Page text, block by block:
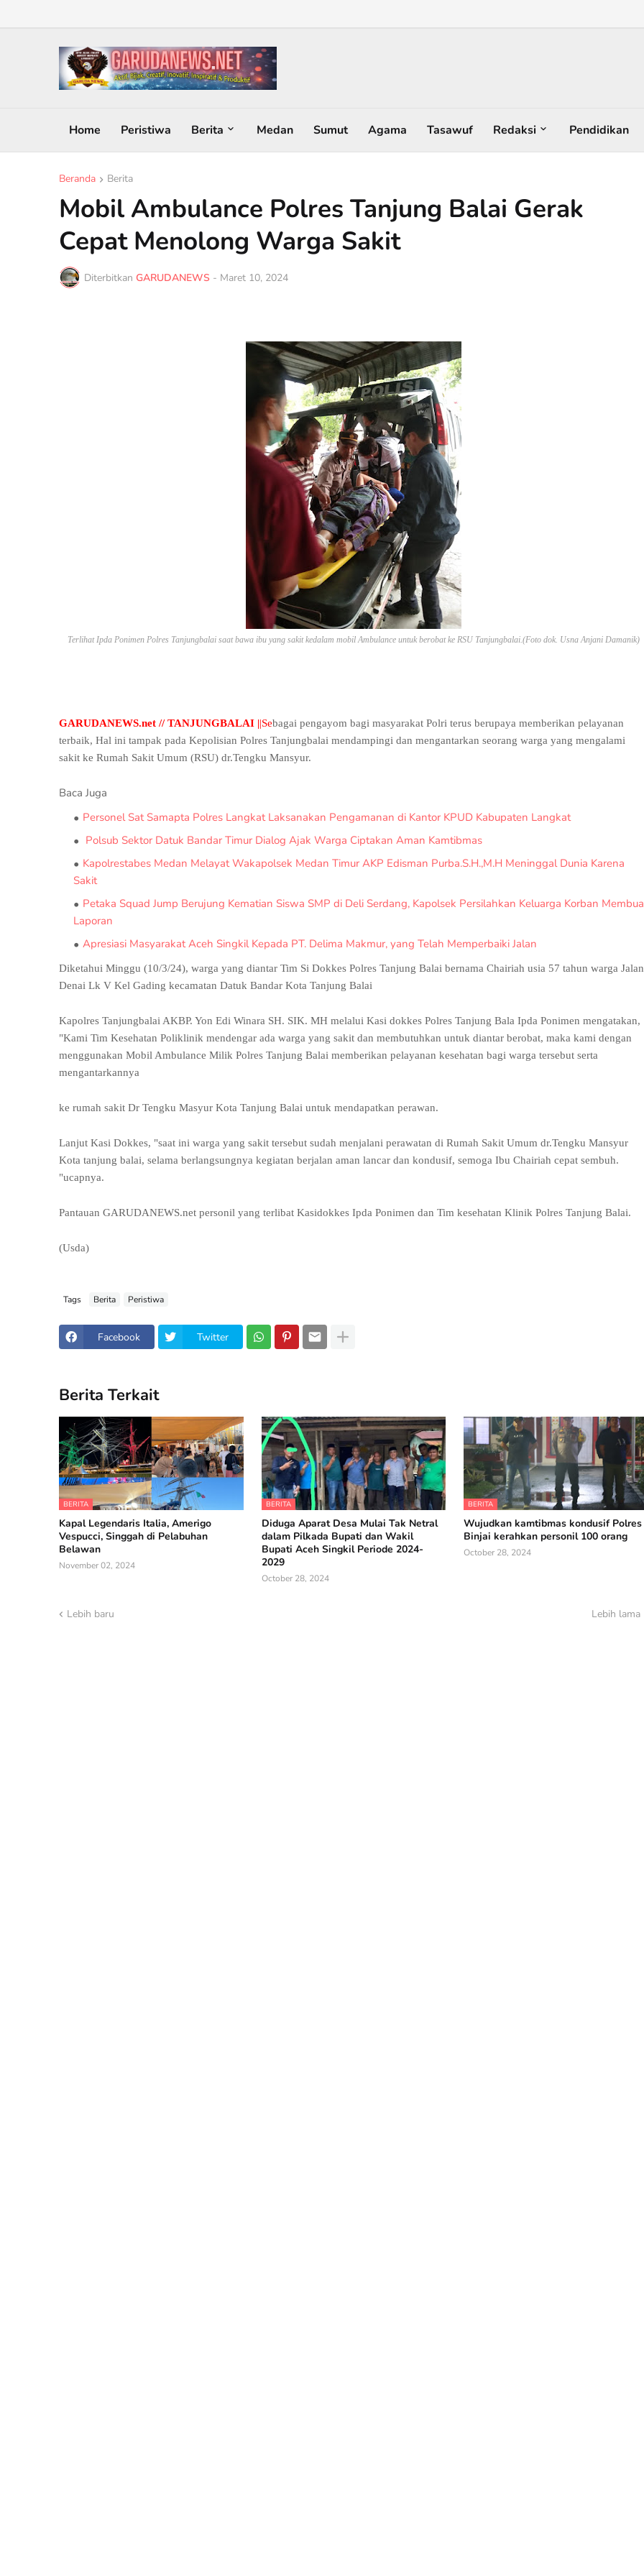
Home Peristiwa Berita Medan Sumut Agama Tasawuf Redaksi Pendidikan
Beranda Berita
Mobil Ambulance Polres Tanjung Balai Gerak
Cepat Menolong Warga Sakit
Diterbitkan GARUDANEWS - Maret 10, 2024
Terlihat Ipda Ponimen Polres Tanjungbalai saat bawa ibu yang sakit kedalam mobil Ambulance untuk berobat ke RSU Tanjungbalai.(Foto dok. Usna Anjani Damanik)
GARUDANEWS.net // TANJUNGBALAI ||Sebagai pengayom bagi masyarakat Polri terus berupaya memberikan pelayanan
terbaik, Hal ini tampak pada Kepolisian Polres Tanjungbalai mendampingi dan mengantarkan seorang warga yang mengalami
sakit ke Rumah Sakit Umum (RSU) dr.Tengku Mansyur.
Baca Juga
Personel Sat Samapta Polres Langkat Laksanakan Pengamanan di Kantor KPUD Kabupaten Langkat
Polsub Sektor Datuk Bandar Timur Dialog Ajak Warga Ciptakan Aman Kamtibmas
Kapolrestabes Medan Melayat Wakapolsek Medan Timur AKP Edisman Purba.S.H.,M.H Meninggal Dunia Karena
Sakit
Petaka Squad Jump Berujung Kematian Siswa SMP di Deli Serdang, Kapolsek Persilahkan Keluarga Korban
Laporan
Apresiasi Masyarakat Aceh Singkil Kepada PT. Delima Makmur, yang Telah Memperbaiki Jalan
Diketahui Minggu (10/3/24), warga yang diantar Tim Si Dokkes Polres Tanjung Balai bernama Chairiah usia 57 tahun warga Jalan
Denai Lk V Kel Gading kecamatan Datuk Bandar Kota Tanjung Balai
Kapolres Tanjungbalai AKBP. Yon Edi Winara SH. SIK. MH melalui Kasi dokkes Polres Tanjung Bala Ipda Ponimen mengatakan,
"Kami Tim Kesehatan Poliklinik mendengar ada warga yang sakit dan membutuhkan untuk diantar berobat, maka kami dengan
menggunakan Mobil Ambulance Milik Polres Tanjung Balai memberikan pelayanan kesehatan bagi warga tersebut serta
mengantarkannya
ke rumah sakit Dr Tengku Masyur Kota Tanjung Balai untuk mendapatkan perawan.
Lanjut Kasi Dokkes, "saat ini warga yang sakit tersebut sudah menjalani perawatan di Rumah Sakit Umum dr.Tengku Mansyur
Kota tanjung balai, selama berlangsungnya kegiatan berjalan aman lancar dan kondusif, semoga Ibu Chairiah cepat sembuh.
"ucapnya.
Pantauan GARUDANEWS.net personil yang terlibat Kasidokkes Ipda Ponimen dan Tim kesehatan Klinik Polres Tanjung Balai.
(Usda)
Tags Berita Peristiwa
Facebook Twitter
Berita Terkait
BERITA
Kapal Legendaris Italia, Amerigo
Vespucci, Singgah di Pelabuhan
Belawan
November 02, 2024
BERITA
Diduga Aparat Desa Mulai Tak Netral
dalam Pilkada Bupati dan Wakil
Bupati Aceh Singkil Periode 2024-
2029
October 28, 2024
BERITA
Wujudkan kamtibmas kondusif Polres
Binjai kerahkan personil 100 orang
October 28, 2024
Lebih baru Lebih lama